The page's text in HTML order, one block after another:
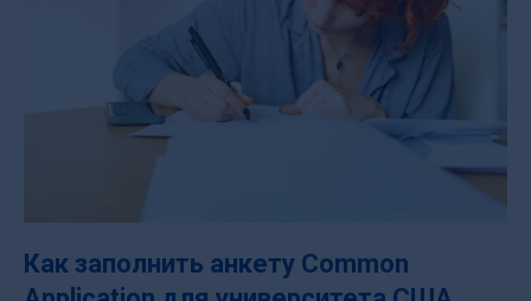
Как заполнить анкету Common